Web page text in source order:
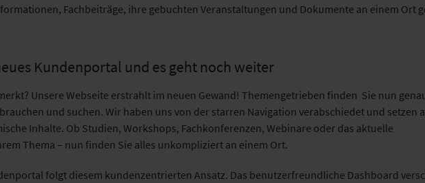
Fachbeiträge, ihre gebuchten Veranstaltungen und Dokumente an einem Ort
Kundenportal und es geht noch weiter
Unsere Webseite erstrahlt im neuen Gewand! Themengetrieben finden Sie nun
und suchen. Wir haben uns von der starren Navigation verabschiedet und setzen
Inhalte. Ob Studien, Workshops, Fachkonferenzen, Webinare oder das aktuelle
Thema – nun finden Sie alles unkompliziert an einem Ort.
folgt diesem kundenzentrierten Ansatz. Das benutzerfreundliche Dashboard